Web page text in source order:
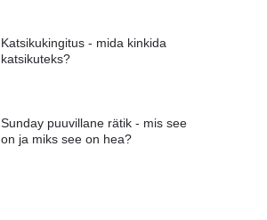
Katsikukingitus - mida kinkida
katsikuteks?
Sunday puuvillane rätik - mis see
on ja miks see on hea?